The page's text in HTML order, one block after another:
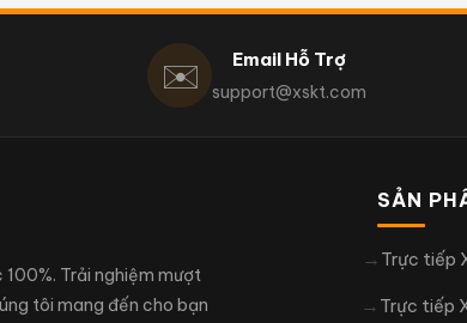
✉️ Email Hỗ Trợ
support@xskt.com
Trải nghiệm mượt
tôi mang đến cho bạn
SẢN
Trực tiếp
Trực tiếp